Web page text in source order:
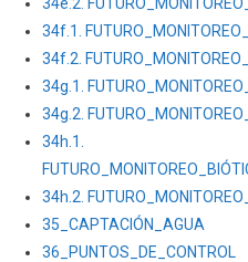
34f.1.
34f.2.
34g.1.
34g.2.
34h.1.
34h.2.
35_CAPTACIÓN_AGUA
36_PUNTOS_DE_CONTROL